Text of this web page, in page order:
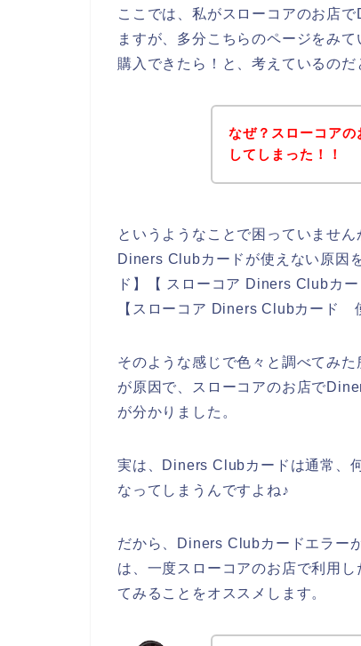
ここでは、私がスローコアのお店
ますが、多分こちらのページをみ
購入できたら！と、考えているのだ
なぜ？スローコア
してしまった！！
というようなことで困っていませ
Diners Clubカードが使えない原因
ド】【 スローコア Diners Clubカ
【スローコア Diners Clubカード
そのような感じで色々と調べてみ
が原因で、スローコアのお店で
が分かりました。
実は、Diners Clubカードは通常、
なってしまうんですよね♪
だから、Diners Clubカードエラー
は、一度スローコアのお店で利用
てみることをオススメします。